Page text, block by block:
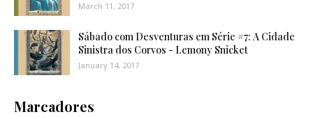
March 11, 2017
Sábado com Desventuras em Série #7: A Cidade
Sinistra dos Corvos - Lemony Snicket
January 14, 2017
Marcadores